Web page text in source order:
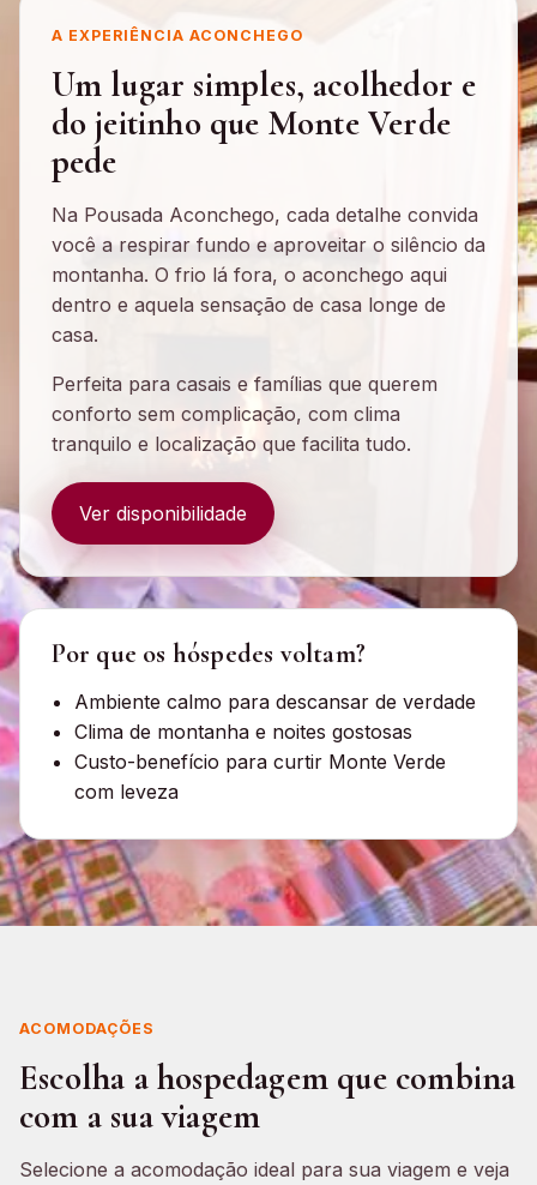
A EXPERIÊNCIA ACONCHEGO
Um lugar simples, acolhedor e
do jeitinho que Monte Verde
pede
Na Pousada Aconchego, cada detalhe convida
você a respirar fundo e aproveitar o silêncio da
montanha. O frio lá fora, o aconchego aqui
dentro e aquela sensação de casa longe de
casa.
Perfeita para casais e famílias que querem
conforto sem complicação, com clima
tranquilo e localização que facilita tudo.
Ver disponibilidade
Por que os hóspedes voltam?
Ambiente calmo para descansar de verdade
Clima de montanha e noites gostosas
Custo-benefício para curtir Monte Verde
com leveza
ACOMODAÇÕES
Escolha a hospedagem que combina
com a sua viagem
Selecione a acomodação ideal para sua viagem e veja